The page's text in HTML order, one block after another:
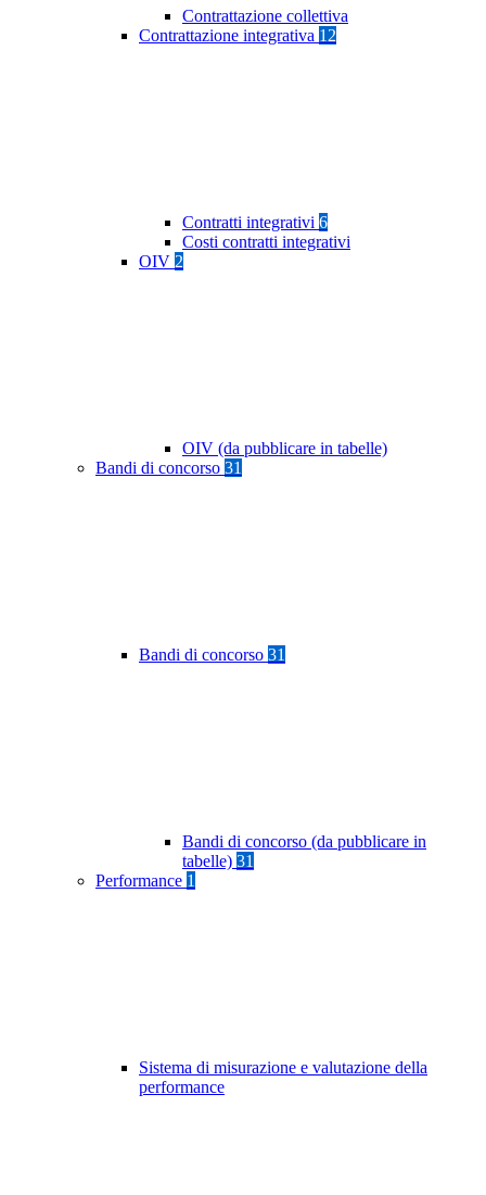
Contrattazione collettiva
Contrattazione integrativa 12
Contratti integrativi 6
Costi contratti integrativi
OIV 2
OIV (da pubblicare in tabelle)
Bandi di concorso 31
Bandi di concorso 31
Bandi di concorso (da pubblicare in
tabelle) 31
Performance 1
Sistema di misurazione e valutazione della
performance